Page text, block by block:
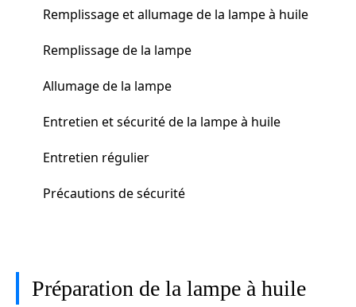
Remplissage et allumage de la lampe à huile
Remplissage de la lampe
Allumage de la lampe
Entretien et sécurité de la lampe à huile
Entretien régulier
Précautions de sécurité
Préparation de la lampe à huile